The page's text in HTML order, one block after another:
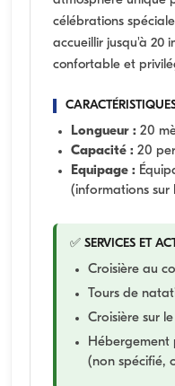
célébrations
accueillir jusqu'à 20
confortable et
Longueur : 20
Capacité : 20
Equipage :
(informations sur
✅ SERVICES ET
Croisière au
Tours de
Croisière sur
Hébergement
(non spécifié,